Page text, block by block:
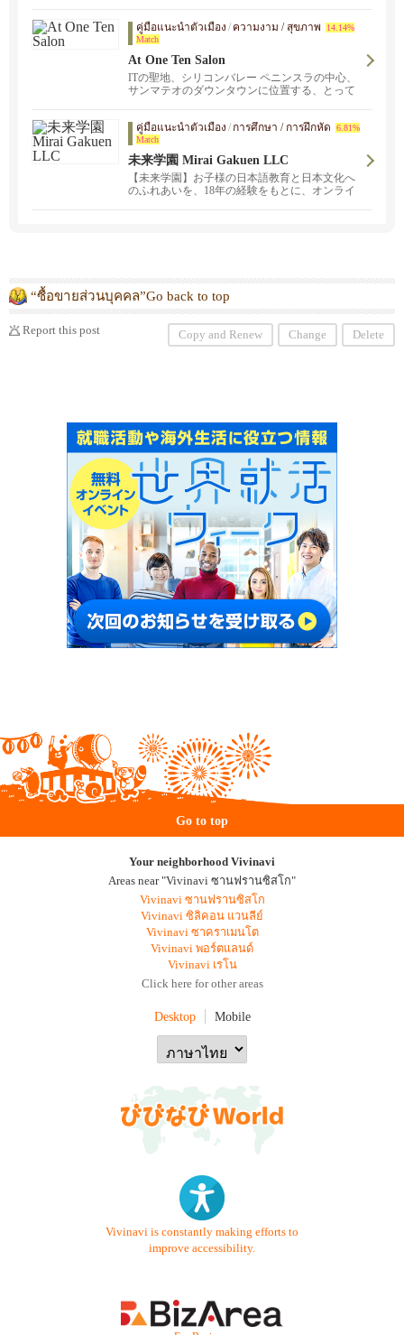
คู่มือแนะนำตัวเมือง / ความงาม / สุขภาพ
14.14%
Match
At One Ten Salon
ITの聖地、シリコンバレー ペニンスラの中心、
サンマテオのダウンタウンに位置する、とって
待ちしてます。
คู่มือแนะนำตัวเมือง / การศึกษา / การฝึกหัด
6.81%
Match
未来学園 Mirai Gakuen LLC
【未来学園】お子様の日本語教育と日本文化へ
のふれあいを、18年の経験をもとに、オンライ
“ซื้อขายส่วนบุคคล”Go back to top
Report this post Copy and Renew Change Delete
Go to top
Your neighborhood Vivinavi
Areas near "Vivinavi ซานฟรานซิสโก"
Vivinavi ซานฟรานซิสโก
Vivinavi ซิลิคอน แวนลีย์
Vivinavi ซาคราเมนโต
Vivinavi พอร์ตแลนด์
Vivinavi เรโน
Click here for other areas
Desktop Mobile
Vivinavi is constantly making efforts to
improve accessibility.